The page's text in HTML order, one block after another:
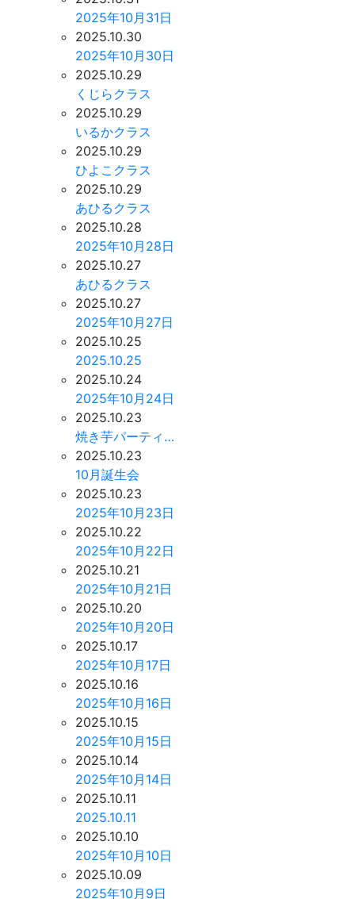
2025年10月31日
2025.10.30
2025年10月30日
2025.10.29
くじらクラス
2025.10.29
いるかクラス
2025.10.29
ひよこクラス
2025.10.29
あひるクラス
2025.10.28
2025年10月28日
2025.10.27
あひるクラス
2025.10.27
2025年10月27日
2025.10.25
2025.10.25
2025.10.24
2025年10月24日
2025.10.23
焼き芋パーティ…
2025.10.23
10月誕生会
2025.10.23
2025年10月23日
2025.10.22
2025年10月22日
2025.10.21
2025年10月21日
2025.10.20
2025年10月20日
2025.10.17
2025年10月17日
2025.10.16
2025年10月16日
2025.10.15
2025年10月15日
2025.10.14
2025年10月14日
2025.10.11
2025.10.11
2025.10.10
2025年10月10日
2025.10.09
2025年10月9日